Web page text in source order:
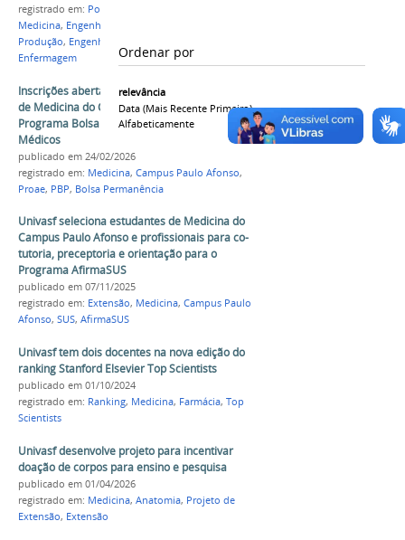
Ordenar por
relevância
Data (mais Recente Primeiro)
Alfabeticamente
registrado em: Posse
Medicina, Engenharia Civil
Produção, Engenharia da Computação
Enfermagem
Inscrições abertas para seleção de estudantes
de Medicina do Campus Paulo Afonso para
Programa Bolsa Permanência do MEC - Mais
Médicos
publicado em 24/02/2026
registrado em: Medicina, Campus Paulo Afonso,
Proae, PBP, Bolsa Permanência
Univasf seleciona estudantes de Medicina do
Campus Paulo Afonso e profissionais para co-
tutoria, preceptoria e orientação para o
Programa AfirmaSUS
publicado em 07/11/2025
registrado em: Extensão, Medicina, Campus Paulo
Afonso, SUS, AfirmaSUS
Univasf tem dois docentes na nova edição do
ranking Stanford Elsevier Top Scientists
publicado em 01/10/2024
registrado em: Ranking, Medicina, Farmácia, Top
Scientists
Univasf desenvolve projeto para incentivar
doação de corpos para ensino e pesquisa
publicado em 01/04/2026
registrado em: Medicina, Anatomia, Projeto de
Extensão, Extensão